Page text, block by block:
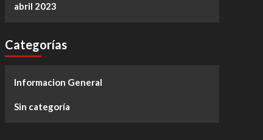
abril 2023
Categorías
Informacion General
Sin categoría